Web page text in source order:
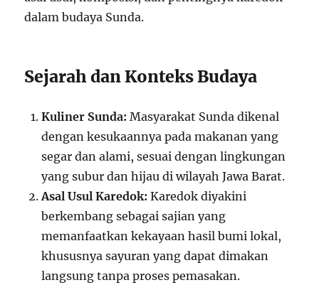
dalam budaya Sunda.
Sejarah dan Konteks Budaya
Kuliner Sunda: Masyarakat Sunda dikenal
dengan kesukaannya pada makanan yang
segar dan alami, sesuai dengan lingkungan
yang subur dan hijau di wilayah Jawa Barat.
Asal Usul Karedok: Karedok diyakini
berkembang sebagai sajian yang
memanfaatkan kekayaan hasil bumi lokal,
khususnya sayuran yang dapat dimakan
langsung tanpa proses pemasakan.